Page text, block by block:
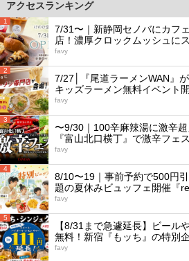
アクセスランキング
1
7/31〜｜新静岡セノバにカフ
店！濃厚クロックムッシュに
favy
2
7/27│『尾道ラーメンWAN』
キッズラーメン無料イベント
favy
3
〜9/30｜100辛麻辣湯に激辛超
『富山北口横丁』で激辛フェ
favy
4
8/10〜19｜事前予約で500円
題の夏休みビュッフェ開催『
favy
5
【8/31まで急遽延長】ビール
無料！新宿『もッち』の特別
favy